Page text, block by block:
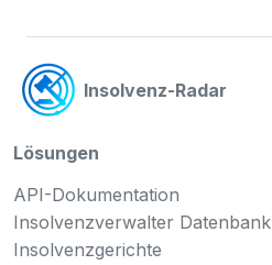
Insolvenz-Radar
Lösungen
API-Dokumentation
Insolvenzverwalter Datenbank
Insolvenzgerichte